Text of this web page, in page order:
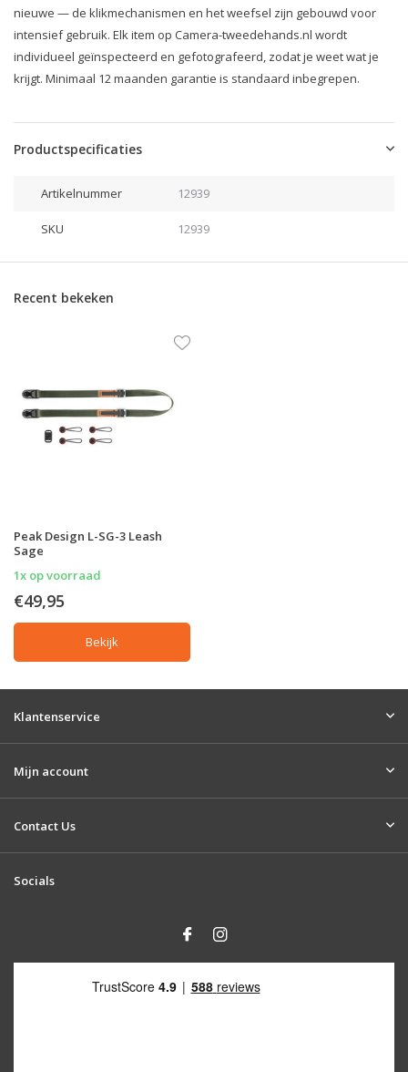
nieuwe — de klikmechanismen en het weefsel zijn gebouwd voor
intensief gebruik. Elk item op Camera-tweedehands.nl wordt
individueel geïnspecteerd en gefotografeerd, zodat je weet wat je
krijgt. Minimaal 12 maanden garantie is standaard inbegrepen.
Productspecificaties
Artikelnummer 12939
SKU 12939
Recent bekeken
Peak Design L-SG-3 Leash
Sage
1x op voorraad
€49,95
Bekijk
Klantenservice
Mijn account
Contact Us
Socials